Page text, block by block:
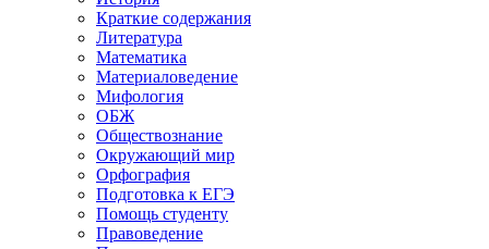
Краткие содержания
Литература
Математика
Материаловедение
Мифология
ОБЖ
Обществознание
Окружающий мир
Орфография
Подготовка к ЕГЭ
Помощь студенту
Правоведение